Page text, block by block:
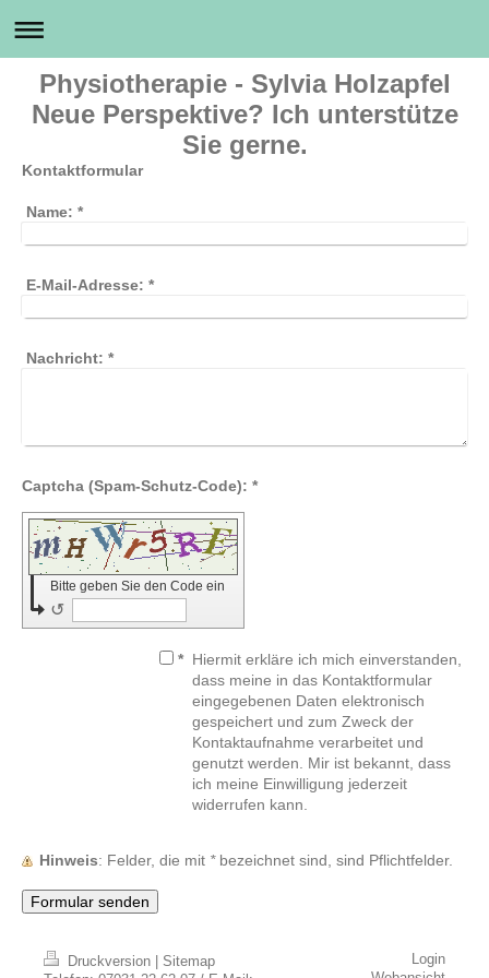
Physiotherapie - Sylvia Holzapfel
Neue Perspektive? Ich unterstütze
Sie gerne.
Kontaktformular
Name: *
E-Mail-Adresse: *
Nachricht: *
Captcha (Spam-Schutz-Code): *
Bitte geben Sie den Code ein
↺
* Hiermit erkläre ich mich einverstanden,
dass meine in das Kontaktformular
eingegebenen Daten elektronisch
gespeichert und zum Zweck der
Kontaktaufnahme verarbeitet und
genutzt werden. Mir ist bekannt, dass
ich meine Einwilligung jederzeit
widerrufen kann.
Hinweis : Felder, die mit *bezeichnet sind, sind Pflichtfelder.
Druckversion
Sitemap
Login